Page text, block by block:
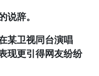
说辞。
某卫视同台演唱
现更引得网友纷纷